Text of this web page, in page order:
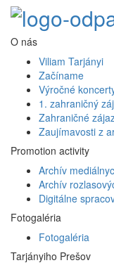
O nás
Viliam Tarjányi
Začíname
Výročné
1. zahraničný
Zahraničné
Zaujímavosti z
Promotion activity
Archív
Archív
Digitálne
Fotogaléria
Fotogaléria
Tarjányiho Prešov